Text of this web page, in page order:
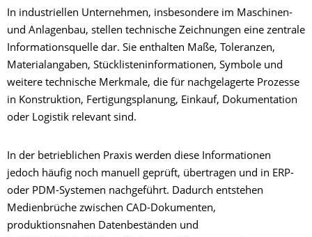
In industriellen Unternehmen, insbesondere im Maschinen-
und Anlagenbau, stellen technische Zeichnungen eine zentrale
Informationsquelle dar. Sie enthalten Maße, Toleranzen,
Materialangaben, Stücklisteninformationen, Symbole und
weitere technische Merkmale, die für nachgelagerte Prozesse
in Konstruktion, Fertigungsplanung, Einkauf, Dokumentation
oder Logistik relevant sind.
In der betrieblichen Praxis werden diese Informationen
jedoch häufig noch manuell geprüft, übertragen und in ERP-
oder PDM-Systemen nachgeführt. Dadurch entstehen
Medienbrüche zwischen CAD-Dokumenten,
produktionsnahen Datenbeständen und